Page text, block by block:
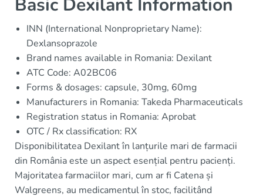
Basic Dexilant Information
INN (International Nonproprietary Name):
Dexlansoprazole
Brand names available in Romania: Dexilant
ATC Code: A02BC06
Forms & dosages: capsule, 30mg, 60mg
Manufacturers in Romania: Takeda Pharmaceuticals
Registration status in Romania: Aprobat
OTC / Rx classification: RX
Disponibilitatea Dexilant în lanțurile mari de farmacii
din România este un aspect esențial pentru pacienți.
Majoritatea farmaciilor mari, cum ar fi Catena și
Walgreens, au medicamentul în stoc, facilitând